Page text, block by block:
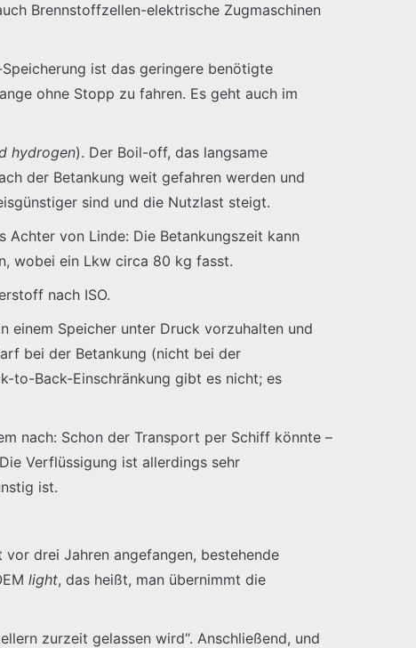
Brennstoffzellen-elektrische Zugmaschinen
ist das geringere benötigte
ohne Stopp zu fahren. Es geht auch im
hydrogen). Der Boil-off, das langsame
der Betankung weit gefahren werden und
sind und die Nutzlast steigt.
von Linde: Die Betankungszeit kann
wobei ein Lkw circa 80 kg fasst.
nach ISO.
einem Speicher unter Druck vorzuhalten und
bei der Betankung (nicht bei der
to-Back-Einschränkung gibt es nicht; es
nach: Schon der Transport per Schiff könnte –
Verflüssigung ist allerdings sehr
ist.
drei Jahren angefangen, bestehende
light, das heißt, man übernimmt die
zurzeit gelassen wird“. Anschließend, und